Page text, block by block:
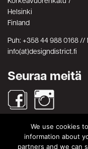
Helsinki
Finland
Puh: +358 44 988 0168 //
info(at)designdistrict.fi
Seuraa meitä
HakuWe use cookies
information about
partners and we can